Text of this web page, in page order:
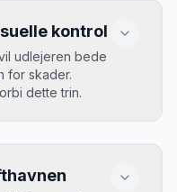
September 2023
kostede mig 8.000
har jeg altid
for brændstof,
benzinpriser.
kontrol
udlejeren bede
for skader.
dette trin.
for skader, der